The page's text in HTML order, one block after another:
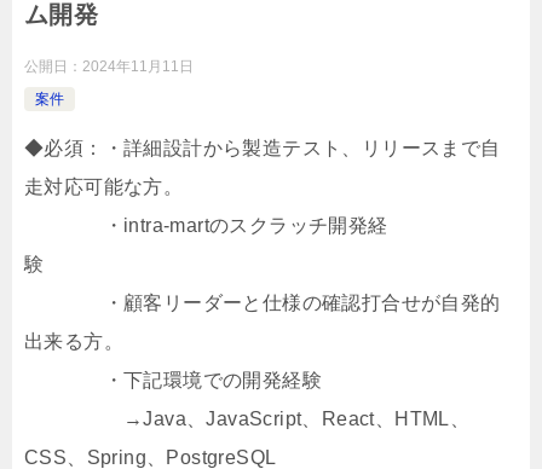
ム開発
公開日： 2024年11月11日
案件
◆必須：・詳細設計から製造テスト、リリースまで自
走対応可能な方。
・intra-martのスクラッチ開発経
験
・顧客リーダーと仕様の確認打合せが自発的
出来る方。
・下記環境での開発経験
→Java、JavaScript、React、HTML、
CSS、Spring、PostgreSQL